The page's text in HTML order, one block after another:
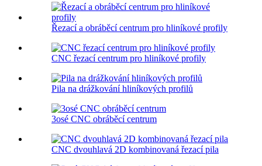
Řezací a obráběcí centrum pro hliníkové profily
CNC řezací centrum pro hliníkové profily
Pila na drážkování hliníkových profilů
3osé CNC obráběcí centrum
CNC dvouhlavá 2D kombinovaná řezací pila